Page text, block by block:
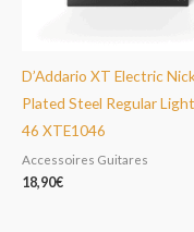
D’Addario XT Electric
Plated Steel Regular
46 XTE1046
Accessoires Guitares
18,90€